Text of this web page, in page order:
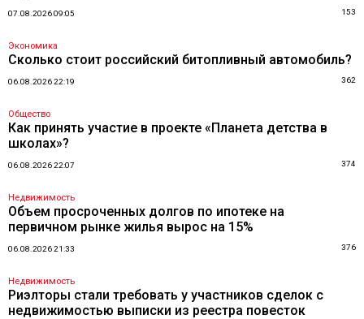
07.08.2026 09:05 153
Экономика
Сколько стоит российский битопливный автомобиль?
06.08.2026 22:19 362
Общество
Как принять участие в проекте «Планета детства в
школах»?
06.08.2026 22:07 374
Недвижимость
Объем просроченных долгов по ипотеке на
первичном рынке жилья вырос на 15%
06.08.2026 21:33 376
Недвижимость
Риэлторы стали требовать у участников сделок с
недвижимостью выписки из реестра повесток